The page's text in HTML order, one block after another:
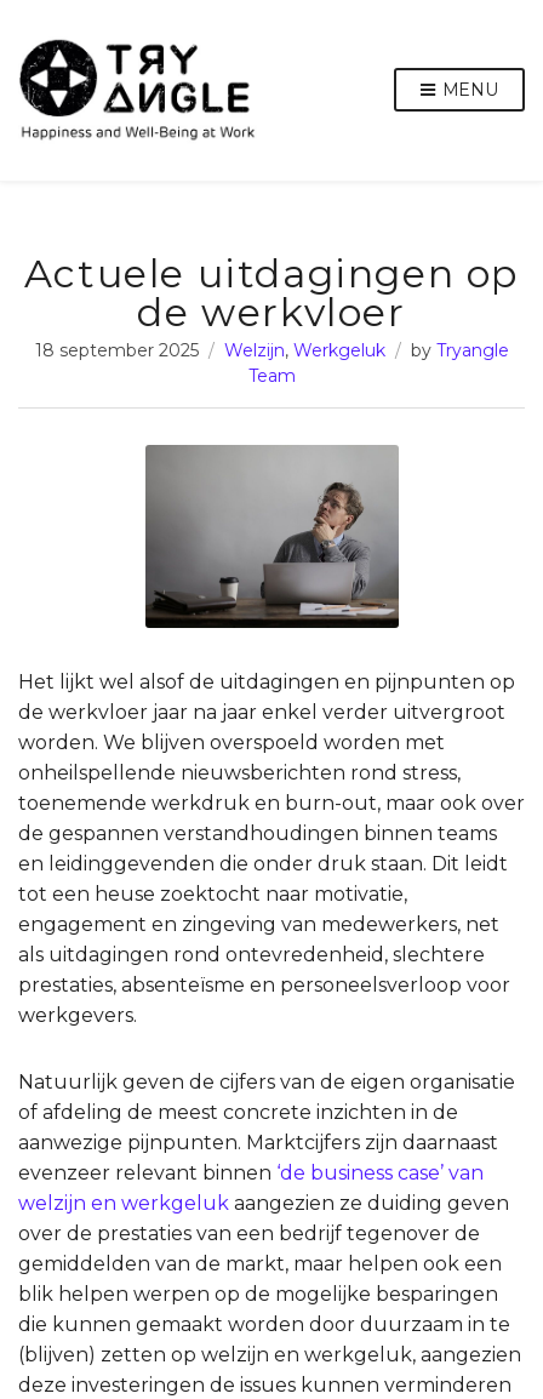
MENU
Actuele uitdagingen op
de werkvloer
18 september 2025 Welzijn, Werkgeluk by Tryangle
Team
Het lijkt wel alsof de uitdagingen en pijnpunten op
de werkvloer jaar na jaar enkel verder uitvergroot
worden. We blijven overspoeld worden met
onheilspellende nieuwsberichten rond stress,
toenemende werkdruk en burn-out, maar ook over
de gespannen verstandhoudingen binnen teams
en leidinggevenden die onder druk staan. Dit leidt
tot een heuse zoektocht naar motivatie,
engagement en zingeving van medewerkers, net
als uitdagingen rond ontevredenheid, slechtere
prestaties, absenteïsme en personeelsverloop voor
werkgevers.
Natuurlijk geven de cijfers van de eigen organisatie
of afdeling de meest concrete inzichten in de
aanwezige pijnpunten. Marktcijfers zijn daarnaast
evenzeer relevant binnen ‘de business case’ van
welzijn en werkgeluk aangezien ze duiding geven
over de prestaties van een bedrijf tegenover de
gemiddelden van de markt, maar helpen ook een
blik helpen werpen op de mogelijke besparingen
die kunnen gemaakt worden door duurzaam in te
(blijven) zetten op welzijn en werkgeluk, aangezien
deze investeringen de issues kunnen verminderen